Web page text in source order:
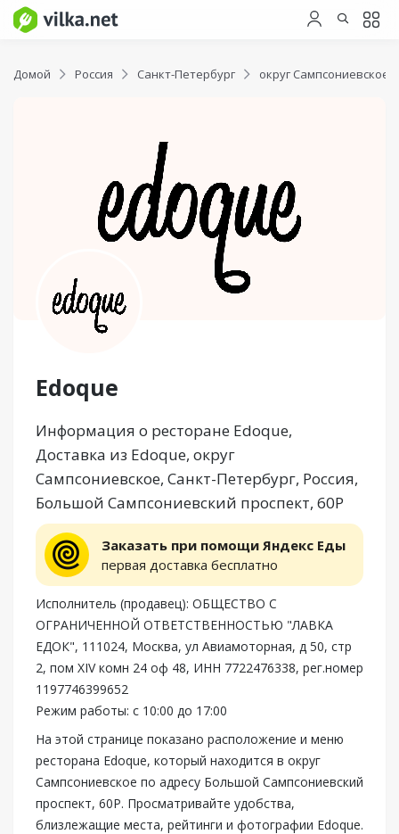
Домой Россия Санкт-Петербург округ Сампсониевское
Edoque
Информация о ресторане Edoque,
Доставка из Edoque, округ
Сампсониевское, Санкт-Петербург, Россия,
Большой Сампсониевский проспект, 60Р
Заказать при помощи Яндекс Еды
первая доставка бесплатно
Исполнитель (продавец): ОБЩЕСТВО С
ОГРАНИЧЕННОЙ ОТВЕТСТВЕННОСТЬЮ "ЛАВКА
ЕДОК", 111024, Москва, ул Авиамоторная, д 50, стр
2, пом XIV комн 24 оф 48, ИНН 7722476338, рег.номер
1197746399652
Режим работы: с 10:00 до 17:00
На этой странице показано расположение и меню
ресторана Edoque, который находится в округ
Сампсониевское по адресу Большой Сампсониевский
проспект, 60Р. Просматривайте удобства,
близлежащие места, рейтинги и фотографии Edoque.